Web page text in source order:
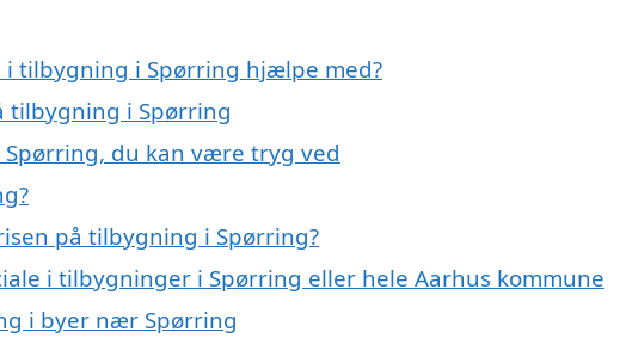
i tilbygning i Spørring hjælpe med?
i Spørring
du kan være tryg ved
på tilbygning i Spørring?
i tilbygninger i Spørring eller hele Aarhus kommune
i byer nær Spørring